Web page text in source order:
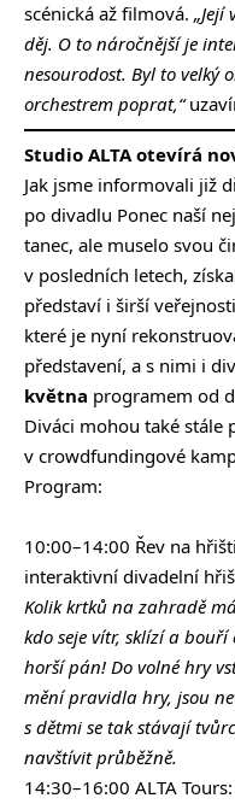
scénická až filmová. „Její
děj. O to náročnější je
nesourodost. Byl to velký
orchestrem poprat,“
Studio ALTA otevírá
Jak jsme informovali již
po divadlu Ponec naší
tanec, ale muselo svou
v posledních letech,
představí i širší
které je nyní
představení, a s nimi i
května programem od
Diváci mohou také stále
v crowdfundingové
Program:
10:00–14:00 Řev na
interaktivní divadelní
Kolik krtků na zahradě
kdo seje vítr, sklízí a
horší pán! Do volné hry
mění pravidla hry, jsou
s dětmi se tak stávají
navštívit průběžně.
14:30–16:00 ALTA Tours: